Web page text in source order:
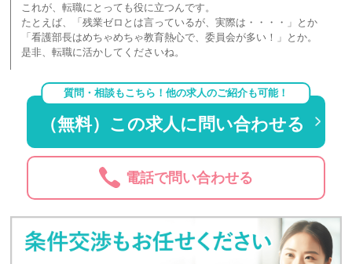
これが、転職にとっても役に立つんです。
たとえば、「残業ゼロとは言っているが、実際は・・・・」とか
「看護部長はめちゃめちゃ教育熱心で、委員会が多い！」とか。
是非、転職に活かしてくださいね。
質問・相談もこちら！他の求人のご紹介も可能！
（無料）この求人に問い合わせる
電話で問い合わせる